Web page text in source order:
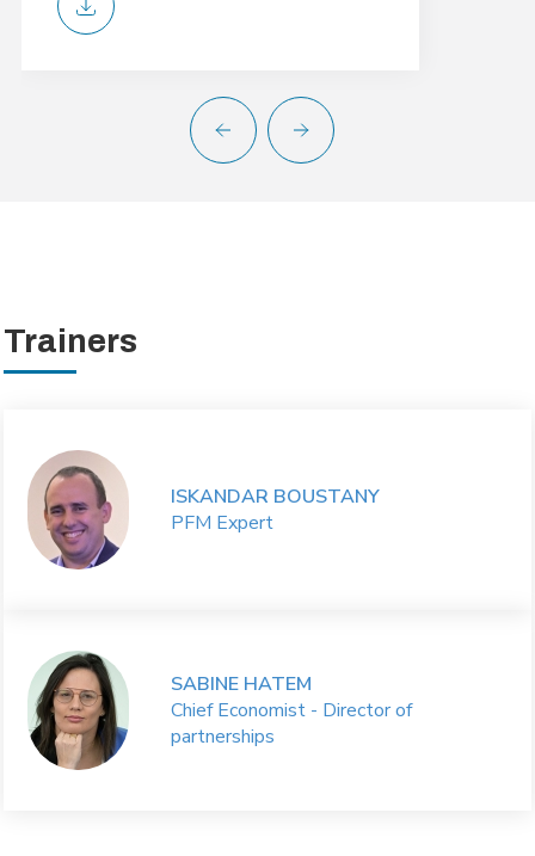
Trainers
ISKANDAR BOUSTANY
PFM Expert
SABINE HATEM
Chief Economist - Director of
partnerships